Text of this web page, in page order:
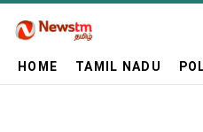
HOME TAMIL NADU